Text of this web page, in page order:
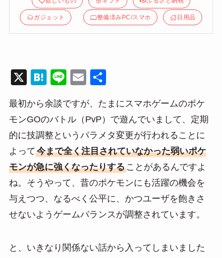
ガジェット 整備済みPC/スマホ 日用品
X
H
e
n
a
Li
e
E
ail
最初から余談ですが、たまにスマホゲームのポケ
モンGOのバトル（PvP）で遊んでいまして、定期
的に技調整というパラメタ変更が行われることに
よって今まで全く注目されていなかった弱いポケ
モンが急に強くなったりすることがあるんですよ
ね。そうやって、昔のポケモンにも活躍の機会を
与えつつ、なるべく公平に、かつユーザを飽きさ
せないようゲームバランスが調整されています。
と、いきなり関係ない話から入ってしまいました